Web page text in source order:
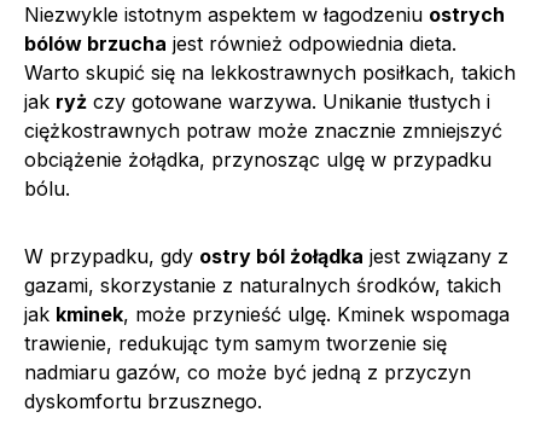
Niezwykle istotnym aspektem w łagodzeniu ostrych
bólów brzucha jest również odpowiednia dieta.
Warto skupić się na lekkostrawnych posiłkach, takich
jak ryż czy gotowane warzywa. Unikanie tłustych i
ciężkostrawnych potraw może znacznie zmniejszyć
obciążenie żołądka, przynosząc ulgę w przypadku
bólu.
W przypadku, gdy ostry ból żołądka jest związany z
gazami, skorzystanie z naturalnych środków, takich
jak kminek, może przynieść ulgę. Kminek wspomaga
trawienie, redukując tym samym tworzenie się
nadmiaru gazów, co może być jedną z przyczyn
dyskomfortu brzusznego.